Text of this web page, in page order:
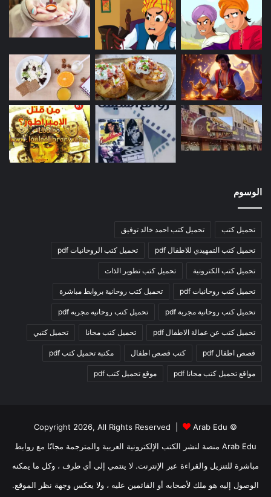
الوسوم
تحميل كتب تحميل كتب احمد خالد توفيق
تحميل كتب التمهيدي للاطفال pdf تحميل كتب الروحانيات pdf
تحميل كتب الكترونية تحميل كتب تطوير الذات
تحميل كتب روحانيات pdf تحميل كتب روحانية بروابط مباشرة
تحميل كتب روحانية مجربة pdf تحميل كتب روحانيه مجربه pdf
تحميل كتب عن عمالة الاطفال pdf تحميل كتب مجانا تحميل كتبي
قصص اطفال pdf كتب قصص اطفال مكتبة تحميل كتب pdf
مواقع تحميل كتب مجانا pdf موقع تحميل كتب pdf
© Copyright 2026, All Rights Reserved |
Arab Edu
Arab Edu منصة لنشر الكتب الإلكترونية العربية والمترجمة مجانًا مع روابط
مباشرة للتنزيل والقراءة عبر الإنترنت. لا ينتمي إلى أي طرف ، وكل ما يمكنه
الوصول إليه هو ملك لأصحابه أو القائمين عليه ، ولا يعكس وجهة نظر الموقع.